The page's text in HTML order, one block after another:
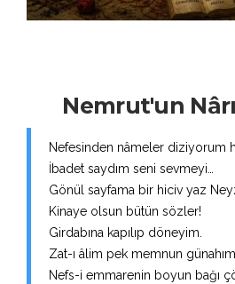
Nemrut'un
Nefesinden nâmeler diziyorum
İbadet saydım seni sevmeyi…
Gönül sayfama bir hiciv yaz
Kinaye olsun bütün sözler!
Girdabına kapılıp döneyim.
Zat-ı âlim pek memnun
Nefs-i emmarenin boyun bağı